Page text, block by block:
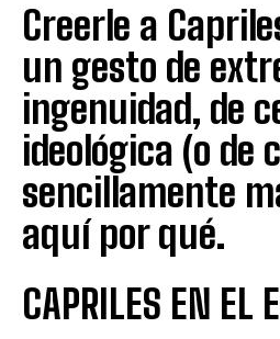
Creerle a
un gesto de
ingenuidad, de
ideológica (o de
sencillamente
aquí por qué.
CAPRILES EN EL